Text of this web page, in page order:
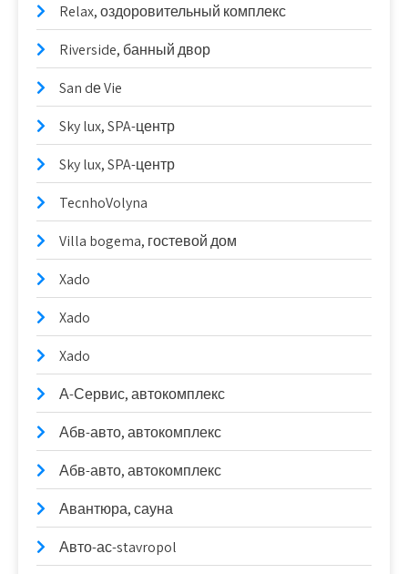
Relax, оздоровительный комплекс
Riverside, банный двор
San dе Vie
Sky lux, SPA-центр
Sky lux, SPA-центр
TecnhoVolyna
Villa bogema, гостевой дом
Xado
Xado
Xado
А-Сервис, автокомплекс
Абв-авто, автокомплекс
Абв-авто, автокомплекс
Авантюра, сауна
Авто-ас-stavropol